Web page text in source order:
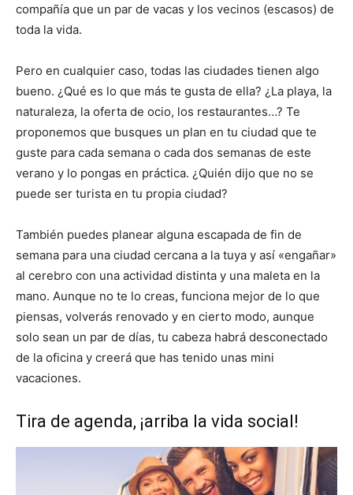
compañía que un par de vacas y los vecinos (escasos) de
toda la vida.
Pero en cualquier caso, todas las ciudades tienen algo
bueno. ¿Qué es lo que más te gusta de ella? ¿La playa, la
naturaleza, la oferta de ocio, los restaurantes…? Te
proponemos que busques un plan en tu ciudad que te
guste para cada semana o cada dos semanas de este
verano y lo pongas en práctica. ¿Quién dijo que no se
puede ser turista en tu propia ciudad?
También puedes planear alguna escapada de fin de
semana para una ciudad cercana a la tuya y así «engañar»
al cerebro con una actividad distinta y una maleta en la
mano. Aunque no te lo creas, funciona mejor de lo que
piensas, volverás renovado y en cierto modo, aunque
solo sean un par de días, tu cabeza habrá desconectado
de la oficina y creerá que has tenido unas mini
vacaciones.
Tira de agenda, ¡arriba la vida social!